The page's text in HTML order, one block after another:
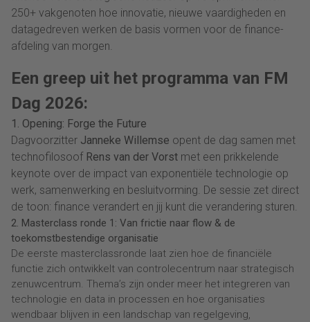
250+ vakgenoten hoe innovatie, nieuwe vaardigheden en
datagedreven werken de basis vormen voor de finance-
afdeling van morgen.
Een greep uit het programma van FM
Dag 2026:
1. Opening: Forge the Future
Dagvoorzitter Janneke Willemse opent de dag samen met
technofilosoof Rens van der Vorst met een prikkelende
keynote over de impact van exponentiële technologie op
werk, samenwerking en besluitvorming. De sessie zet direct
de toon: finance verandert en jij kunt die verandering sturen.
2. Masterclass ronde 1: Van frictie naar flow & de
toekomstbestendige organisatie
De eerste masterclassronde laat zien hoe de financiële
functie zich ontwikkelt van controlecentrum naar strategisch
zenuwcentrum. Thema’s zijn onder meer het integreren van
technologie en data in processen en hoe organisaties
wendbaar blijven in een landschap van regelgeving,